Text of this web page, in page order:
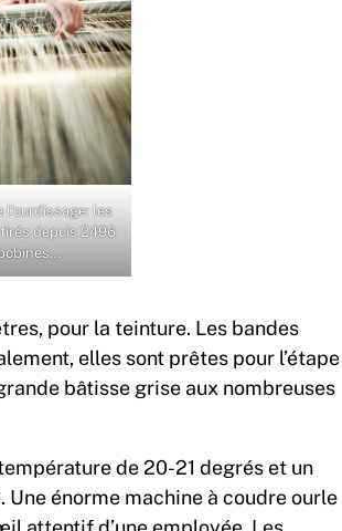
l’ourdissage: les
depuis 2496
pour la teinture. Les bandes
elles sont prêtes pour l’étape
bâtisse grise aux nombreuses
de 20-21 degrés et un
énorme machine à coudre ourle